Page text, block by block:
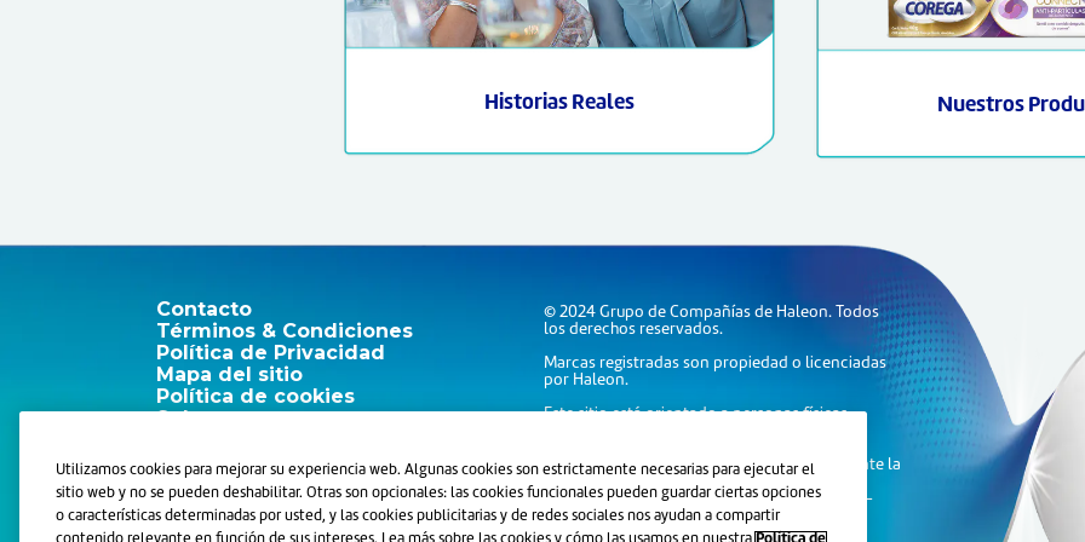
Historias Reales Nuestros
Contacto
Términos & Condiciones
Política de Privacidad
Mapa del sitio
Política de cookies
Sobre nosotros
© 2024 Grupo de Compañías de Haleon. Todos
los derechos reservados.
Marcas registradas son propiedad o licenciadas
por Haleon.
Este sitio está orientado a personas físicas
Lea atentamente las instrucciones de uso. Ante la
menor duda consulte con su odontólogo y/o
farmacéutico o llame gratuitamente al 0800-
888-606.
Utilizamos cookies para mejorar su experiencia web. Algunas cookies son estrictamente necesarias para ejecutar el
sitio web y no se pueden deshabilitar. Otras son opcionales: las cookies funcionales pueden guardar ciertas opciones
o características determinadas por usted, y las cookies publicitarias y de redes sociales nos ayudan a compartir